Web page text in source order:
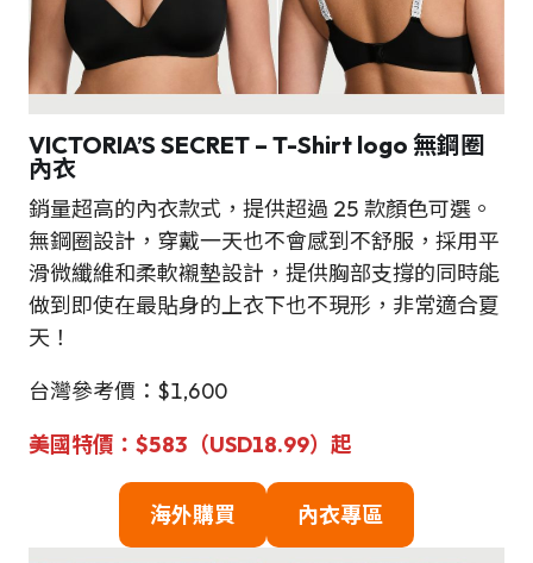
VICTORIA’S SECRET – T-Shirt logo 無鋼圈
內衣
銷量超高的內衣款式，提供超過 25 款顏色可選。
無鋼圈設計，穿戴一天也不會感到不舒服，採用平
滑微纖維和柔軟襯墊設計，提供胸部支撐的同時能
做到即使在最貼身的上衣下也不現形，非常適合夏
天！
台灣參考價：$1,600
美國特價：$583（USD18.99）起
海外購買 內衣專區